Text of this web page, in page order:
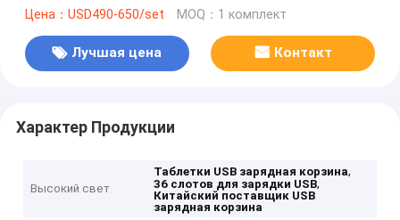
Цена：USD490-650/set MOQ：1 комплект
Лучшая цена Контакт
Характер Продукции
Высокий свет
Таблетки USB зарядная корзина,
36 слотов для зарядки USB,
Китайский поставщик USB
зарядная корзина